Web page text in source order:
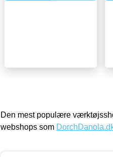
Den mest populære
webshops som